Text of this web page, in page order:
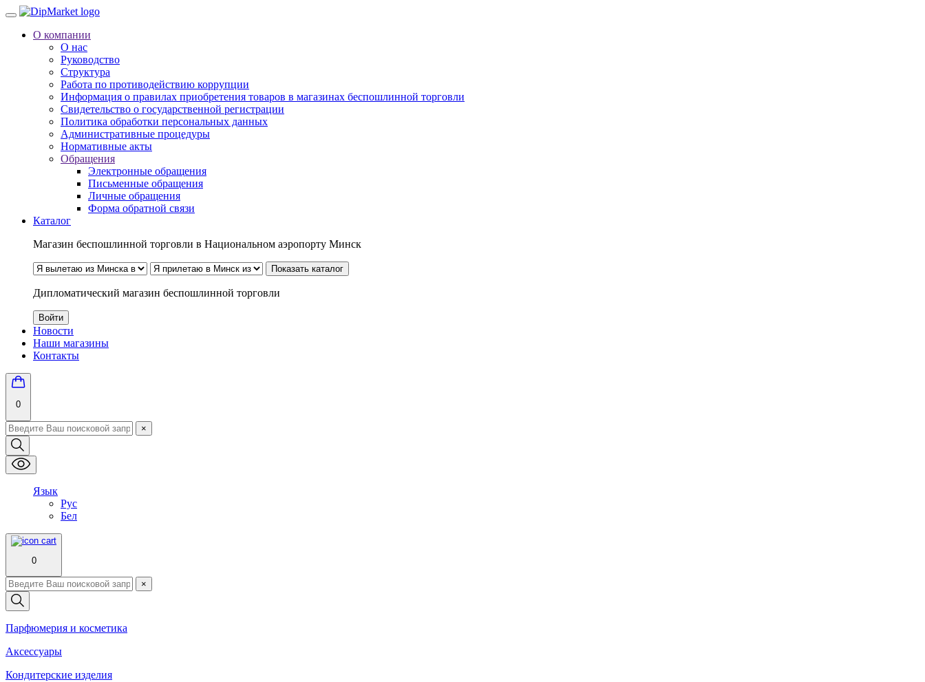
О компании
О нас
Руководство
Структура
Работа по противодействию коррупции
Информация о правилах приобретения товаров в магазинах беспошлинной торговли
Свидетельство о государственной регистрации
Политика обработки персональных данных
Административные процедуры
Нормативные акты
Обращения
Электронные обращения
Письменные обращения
Личные обращения
Форма обратной связи
Каталог
Магазин беспошлинной торговли в Национальном аэропорту Минск
Показать каталог
Дипломатический магазин беспошлинной торговли
Войти
Новости
Наши магазины
Контакты
0
×
Язык
Рус
Бел
0
×
Парфюмерия и косметика
Аксессуары
Кондитерские изделия